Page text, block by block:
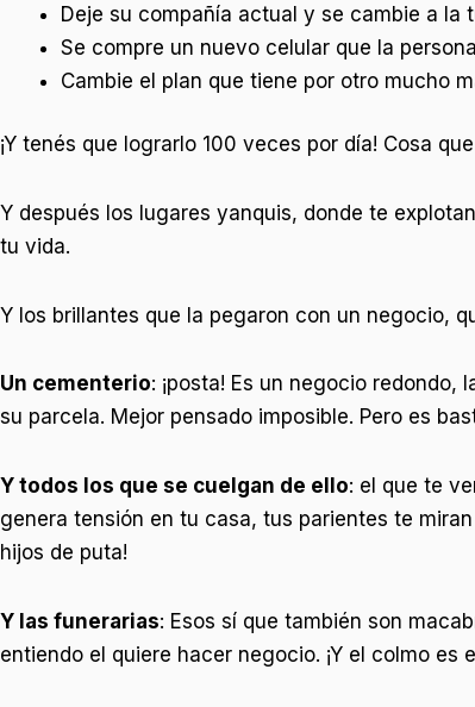
Deje su compañía actual y se cambie a la
Se compre un nuevo celular que la
Cambie el plan que tiene por otro mucho
¡Y tenés que lograrlo 100 veces por día! Cosa
Y después los lugares yanquis, donde te
tu vida.
Y los brillantes que la pegaron con un negocio,
Un cementerio: ¡posta! Es un negocio
su parcela. Mejor pensado imposible. Pero es
Y todos los que se cuelgan de ello: el que te
genera tensión en tu casa, tus parientes te
hijos de puta!
Y las funerarias: Esos sí que también son
entiendo el quiere hacer negocio. ¡Y el colmo